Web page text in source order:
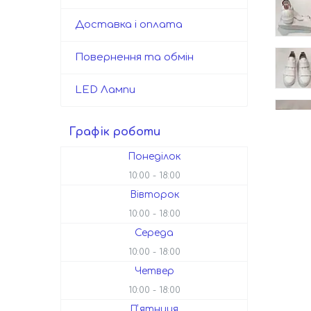
Доставка і оплата
Повернення та обмін
LED Лампи
Графік роботи
Понеділок
10:00 18:00
Вівторок
10:00 18:00
Середа
10:00 18:00
Четвер
10:00 18:00